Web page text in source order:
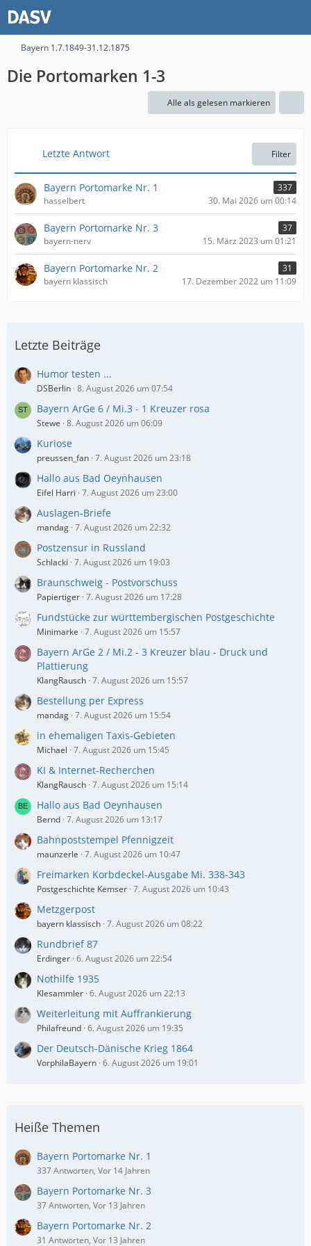
Bayern 1.7.1849-31.12.1875
Die Portomarken 1-3
Alle als gelesen markieren
Letzte Antwort Filter
Bayern Portomarke Nr. 1
337
hasselbert
30. Mai 2026 um 00:14
Bayern Portomarke Nr. 3
37
bayern-nerv
15. März 2023 um 01:21
Bayern Portomarke Nr. 2
31
bayern klassisch
17. Dezember 2022 um 11:09
Letzte Beiträge
Humor testen ...
DSBerlin 8. August 2026 um 07:54
Bayern ArGe 6 / Mi.3 - 1 Kreuzer rosa
Stewe 8. August 2026 um 06:09
Kuriose
preussen_fan 7. August 2026 um 23:18
Hallo aus Bad Oeynhausen
Eifel Harri 7. August 2026 um 23:00
Auslagen-Briefe
mandag 7. August 2026 um 22:32
Postzensur in Russland
Schlacki 7. August 2026 um 19:03
Braunschweig - Postvorschuss
Papiertiger 7. August 2026 um 17:28
Fundstücke zur württembergischen Postgeschichte
Minimarke 7. August 2026 um 15:57
Bayern ArGe 2 / Mi.2 - 3 Kreuzer blau - Druck und
Plattierung
KlangRausch 7. August 2026 um 15:57
Bestellung per Express
mandag 7. August 2026 um 15:54
in ehemaligen Taxis-Gebieten
Michael 7. August 2026 um 15:45
KI & Internet-Recherchen
KlangRausch 7. August 2026 um 15:14
Hallo aus Bad Oeynhausen
Bernd 7. August 2026 um 13:17
Bahnpoststempel Pfennigzeit
maunzerle 7. August 2026 um 10:47
Freimarken Korbdeckel-Ausgabe Mi. 338-343
Postgeschichte Kemser 7. August 2026 um 10:43
Metzgerpost
bayern klassisch 7. August 2026 um 08:22
Rundbrief 87
Erdinger 6. August 2026 um 22:54
Nothilfe 1935
Klesammler 6. August 2026 um 22:13
Weiterleitung mit Auffrankierung
Philafreund 6. August 2026 um 19:35
Der Deutsch-Dänische Krieg 1864
VorphilaBayern 6. August 2026 um 19:01
Heiße Themen
Bayern Portomarke Nr. 1
337 Antworten, Vor 14 Jahren
Bayern Portomarke Nr. 3
37 Antworten, Vor 13 Jahren
Bayern Portomarke Nr. 2
31 Antworten, Vor 13 Jahren